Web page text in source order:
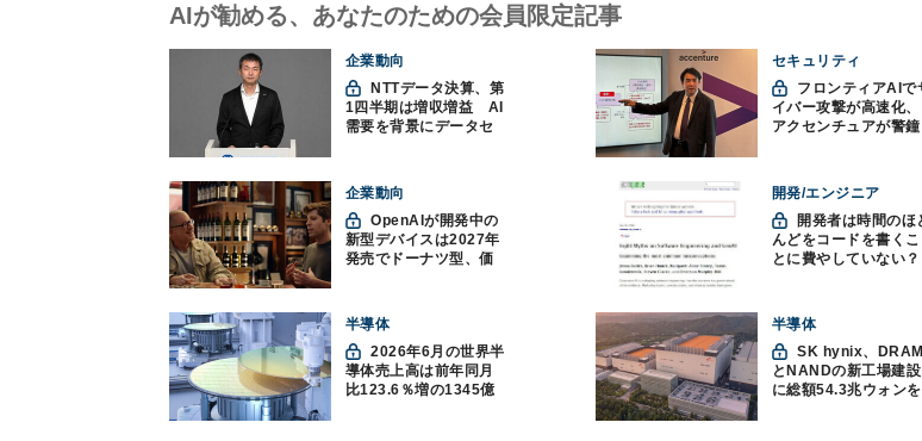
AIが勧める、あなたのための会員限定記事
企業動向
1四半期は増収増益 AI
需要を背景にデータセ
セキュリティ
イバー攻撃が高速化、
アクセンチュアが警鐘
企業動向
OpenAIが開発中の
新型デバイスは2027年
発売でドーナツ型、価
開発/エンジニア
んどをコードを書くこ
とに費やしていない？
つの神話への賛否
半導体
2026年6月の世界半
導体売上高は前年同月
比123.6％増の1345億
半導体
SK hynix、DRAM
とNANDの新工場建設
に総額54.3兆ウォンを